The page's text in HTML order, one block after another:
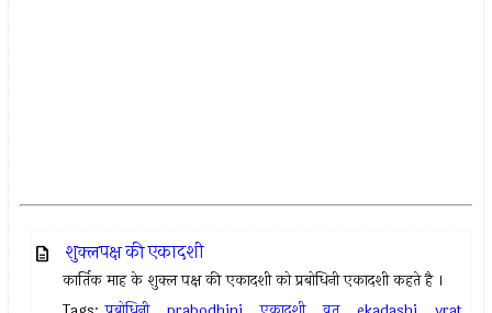
शुक्लपक्ष की एकादशी
कार्तिक माह के शुक्ल पक्ष की एकादशी को प्रबोधिनी एकादशी कहते है ।